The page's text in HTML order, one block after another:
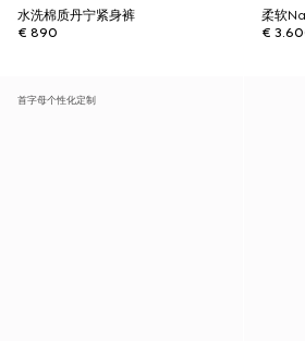
水洗棉质丹宁紧身裤
€ 890
柔软
€
首字母个性化定制